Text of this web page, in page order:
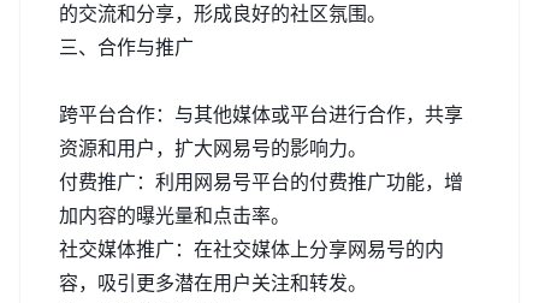
的交流和分享，形成良好的社区氛围。
三、合作与推广
跨平台合作：与其他媒体或平台进行合作，共享
资源和用户，扩大网易号的影响力。
付费推广：利用网易号平台的付费推广功能，增
加内容的曝光量和点击率。
社交媒体推广：在社交媒体上分享网易号的内
容，吸引更多潜在用户关注和转发。